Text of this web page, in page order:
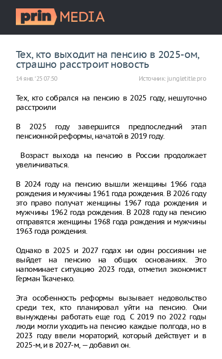
Тех, кто выходит на пенсию в 2025-ом,
страшно расстроит новость
14 янв. ‘25 07:50 Источник: jungletitle.pro
Тех, кто собрался на пенсию в 2025 году, нешуточно
расстроили
В 2025 году завершится предпоследний этап
пенсионной реформы, начатой в 2019 году.
Возраст выхода на пенсию в России продолжает
увеличиваться.
В 2024 году на пенсию вышли женщины 1966 года
рождения и мужчины 1961 года рождения. В 2026 году
это право получат женщины 1967 года рождения и
мужчины 1962 года рождения. В 2028 году на пенсию
отправятся женщины 1968 года рождения и мужчины
1963 года рождения.
Однако в 2025 и 2027 годах ни один россиянин не
выйдет на пенсию на общих основаниях. Это
напоминает ситуацию 2023 года, отметил экономист
Герман Ткаченко.
Эта особенность реформы вызывает недовольство
среди тех, кто планировал уйти на пенсию. Они
вынуждены работать еще год. С 2019 по 2022 годы
люди могли уходить на пенсию каждые полгода, но в
2023 году ввели мораторий, который действует и в
2025-м, и в 2027-м, — добавил он.